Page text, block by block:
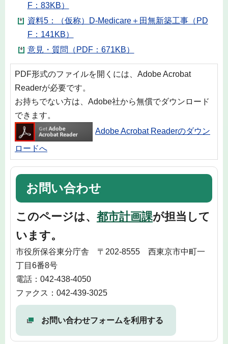
F：83KB）
資料5：（仮称）D-Medicare＋田無新築工事（PD
F：141KB）
意見・質問（PDF：671KB）
PDF形式のファイルを開くには、Adobe Acrobat
Readerが必要です。
お持ちでない方は、Adobe社から無償でダウンロード
できます。
Adobe Acrobat Readerのダウン
ロードへ
お問い合わせ
このページは、 都市計画課が担当して
います。
市役所保谷東分庁舎 〒202-8555 西東京市中町一
丁目6番8号
電話：042-438-4050
ファクス：042-439-3025
お問い合わせフォームを利用する